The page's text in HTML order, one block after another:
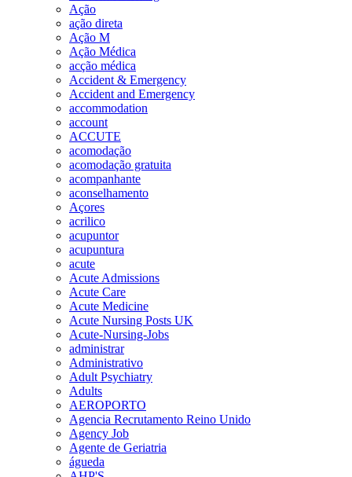
Ação
ação direta
Ação M
Ação Médica
acção médica
Accident & Emergency
Accident and Emergency
accommodation
account
ACCUTE
acomodação
acomodação gratuita
acompanhante
aconselhamento
Açores
acrilico
acupuntor
acupuntura
acute
Acute Admissions
Acute Care
Acute Medicine
Acute Nursing Posts UK
Acute-Nursing-Jobs
administrar
Administrativo
Adult Psychiatry
Adults
AEROPORTO
Agencia Recrutamento Reino Unido
Agency Job
Agente de Geriatria
águeda